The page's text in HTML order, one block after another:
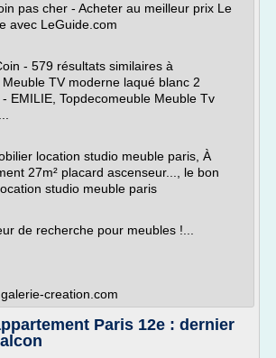
pas cher - Acheter au meilleur prix Le
avec LeGuide.com
- 579 résultats similaires à
TV moderne laqué blanc 2
EMILIE, Topdecomeuble Meuble Tv
location studio meuble paris, À
27m² placard ascenseur..., le bon
studio meuble paris
de recherche pour meubles !...
creation.com
Paris 12e : dernier